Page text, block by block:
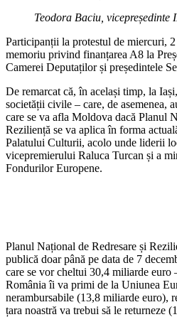
Teodora Baciu, vicepreședinte
Participanții la protestul de miercuri,
memoriu privind finanțarea A8 la
Camerei Deputaților și președintele
De remarcat că, în același timp, la
societății civile – care, de asemenea,
care se va afla Moldova dacă Planul
Reziliență se va aplica în forma
Palatului Culturii, acolo unde liderii
vicepremierului Raluca Turcan și a
Fondurilor Europene.
Planul Național de Redresare și
publică doar până pe data de 7
care se vor cheltui 30,4 miliarde euro
România îi va primi de la Uniunea
nerambursabile (13,8 miliarde euro),
țara noastră va trebui să le returneze